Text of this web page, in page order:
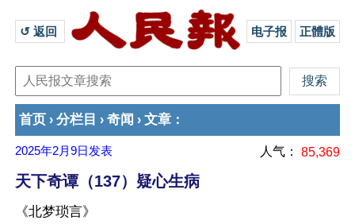
↺ 返回 电子报 正體版
首页 › 分栏目 › 奇闻 › 文章 ：
2025年2月9日 发表 人气： 85,369
天下奇谭（137）疑心生病
《北梦琐言》